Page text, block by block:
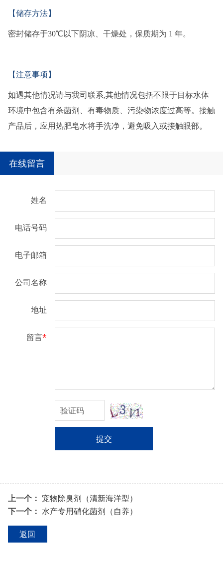
【储存方法】
密封储存于30℃以下阴凉、干燥处，保质期为 1 年。
【注意事项】
如遇其他情况请与我司联系,其他情况包括不限于目标水体
环境中包含有杀菌剂、有毒物质、污染物浓度过高等。接触
产品后，应用热肥皂水将手洗净，避免吸入或接触眼部。
在线留言
姓名
电话号码
电子邮箱
公司名称
地址
留言*
提交
上一个： 宠物除臭剂（清新海洋型）
下一个： 水产专用硝化菌剂（自养）
返回